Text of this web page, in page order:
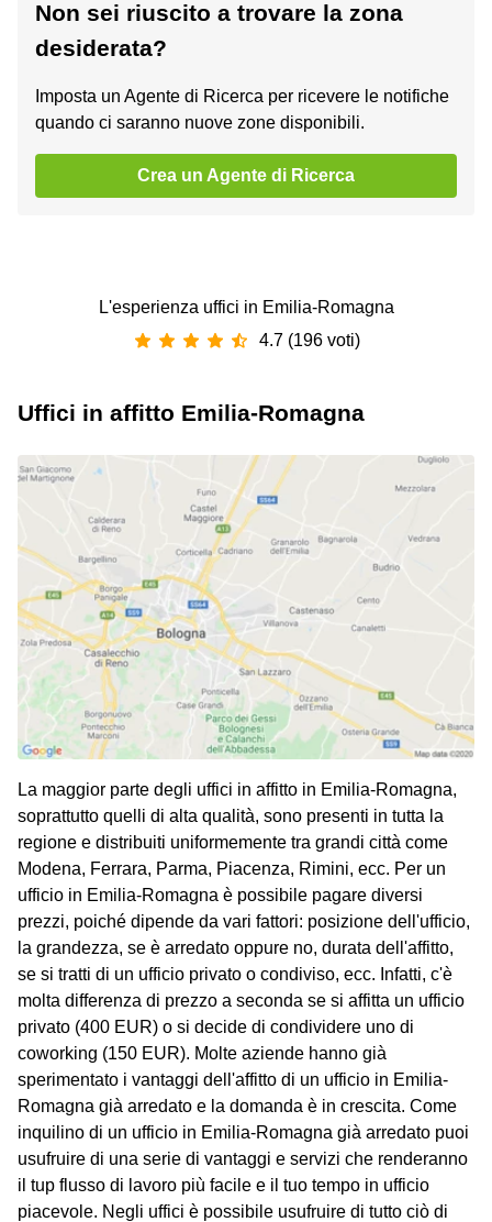
Non sei riuscito a trovare la zona
desiderata?
Imposta un Agente di Ricerca per ricevere le notifiche
quando ci saranno nuove zone disponibili.
Crea un Agente di Ricerca
L'esperienza uffici in Emilia-Romagna
4.7 (196 voti)
Uffici in affitto Emilia-Romagna
La maggior parte degli uffici in affitto in Emilia-Romagna,
soprattutto quelli di alta qualità, sono presenti in tutta la
regione e distribuiti uniformemente tra grandi città come
Modena, Ferrara, Parma, Piacenza, Rimini, ecc. Per un
ufficio in Emilia-Romagna è possibile pagare diversi
prezzi, poiché dipende da vari fattori: posizione dell'ufficio,
la grandezza, se è arredato oppure no, durata dell'affitto,
se si tratti di un ufficio privato o condiviso, ecc. Infatti, c'è
molta differenza di prezzo a seconda se si affitta un ufficio
privato (400 EUR) o si decide di condividere uno di
coworking (150 EUR). Molte aziende hanno già
sperimentato i vantaggi dell'affitto di un ufficio in Emilia-
Romagna già arredato e la domanda è in crescita. Come
inquilino di un ufficio in Emilia-Romagna già arredato puoi
usufruire di una serie di vantaggi e servizi che renderanno
il tup flusso di lavoro più facile e il tuo tempo in ufficio
piacevole. Negli uffici è possibile usufruire di tutto ciò di